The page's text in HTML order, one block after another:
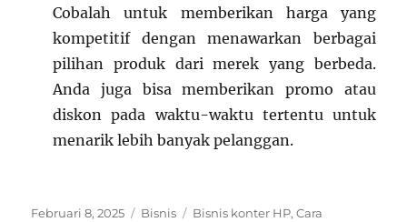
Cobalah untuk memberikan harga yang
kompetitif dengan menawarkan berbagai
pilihan produk dari merek yang berbeda.
Anda juga bisa memberikan promo atau
diskon pada waktu-waktu tertentu untuk
menarik lebih banyak pelanggan.
Posted
Februari 8, 2025 Categories
Bisnis Tags
Bisnis konter HP,Cara